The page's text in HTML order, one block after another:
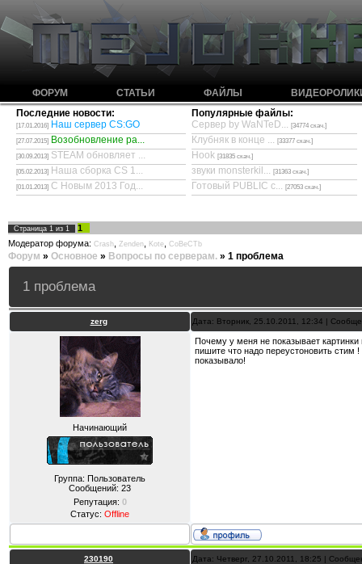
ФОРУМ СТАТЬИ ФАЙЛЫ
Последние новости:
[17.01.2016] Наш сервер CS:GO
[27.07.2015] Возобновление ра...
[30.09.2013] STEAM обновляет ...
[05.02.2013] Наша сборка CS 1...
[01.01.2013] С Новым 2013 Год...
Популярные файлы:
Сервер by WaNTeD... [34774 скач.]
Клубняк в конце ... [33377 скач.]
Hook [31835 скач.]
звуки monsterkil... [31363 скач.]
Готовый PUBLIC с... [27053 скач.]
Страница 1 из 1
1
Модератор форума: Crash Zenden Kote CoBeCTb
Форум » Основное » Вопросы по серверам. » 1 проблема
1 проблема
zerg Дата: Вторник, 25.10.2011, 12:34 |
Начинающий
Группа: Пользователь
Сообщений: 23
Репутация: 0
Статус: Offline
Почему у меня не показывает картинки
пишите что надо переустоновить стим
показывало!
230190 Дата: Четверг, 27.10.2011, 18:25 |